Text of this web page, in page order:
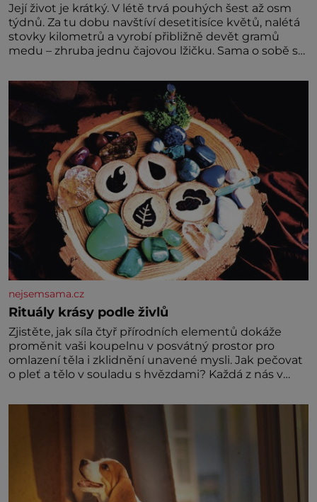
Její život je krátký. V létě trvá pouhých šest až osm
týdnů. Za tu dobu navštíví desetitisíce květů, nalétá
stovky kilometrů a vyrobí přibližně devět gramů
medu – zhruba jednu čajovou lžičku. Sama o sobě se
dalšími desítkami tisíc příslušnic svého včelstva,
vznikne jeden z nejdokonalejších organismů
nejsemsama.cz
Rituály krásy podle živlů
Zjistěte, jak síla čtyř přírodních elementů dokáže
proměnit vaši koupelnu v posvátný prostor pro
omlazení těla i zklidnění unavené mysli. Jak pečovat
o pleť a tělo v souladu s hvězdami? Každá z nás v
naší povaze, ale i v potřebách naší pokožky. Ohnivá
znamení Ženy narozené ve znamení Berana, Lva a
Střelce v sobě nesou žár, odvahu a neutuchající elán.